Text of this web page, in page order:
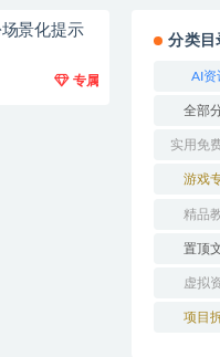
景化提示
专属
分类目
AI资
全部
实用免
游戏
精品
置顶
虚拟
项目